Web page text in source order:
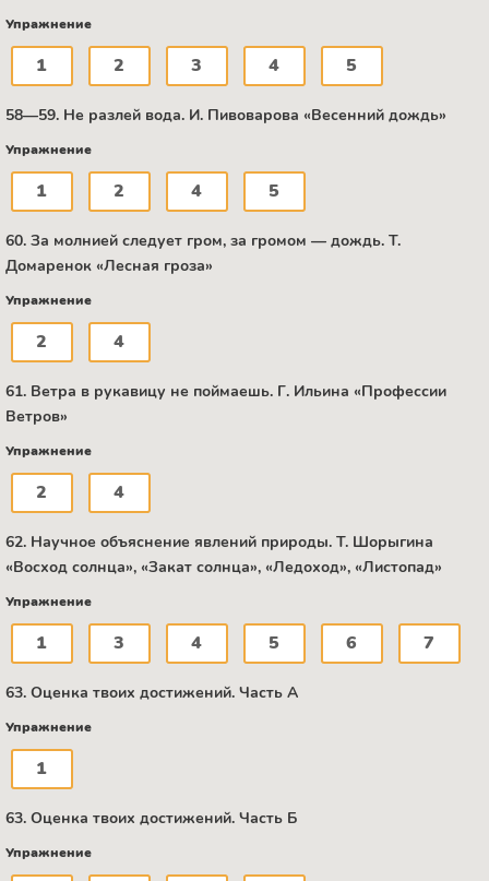
Упражнение
1 2 3 4 5
58—59. Не разлей вода. И. Пивоварова «Весенний дождь»
Упражнение
1 2 4 5
60. За молнией следует гром, за громом — дождь. Т.
Домаренок «Лесная гроза»
Упражнение
2 4
61. Ветра в рукавицу не поймаешь. Г. Ильина «Профессии
Ветров»
Упражнение
2 4
62. Научное объяснение явлений природы. Т. Шорыгина
«Восход солнца», «Закат солнца», «Ледоход», «Листопад»
Упражнение
1 3 4 5 6 7
63. Оценка твоих достижений. Часть А
Упражнение
1
63. Оценка твоих достижений. Часть Б
Упражнение